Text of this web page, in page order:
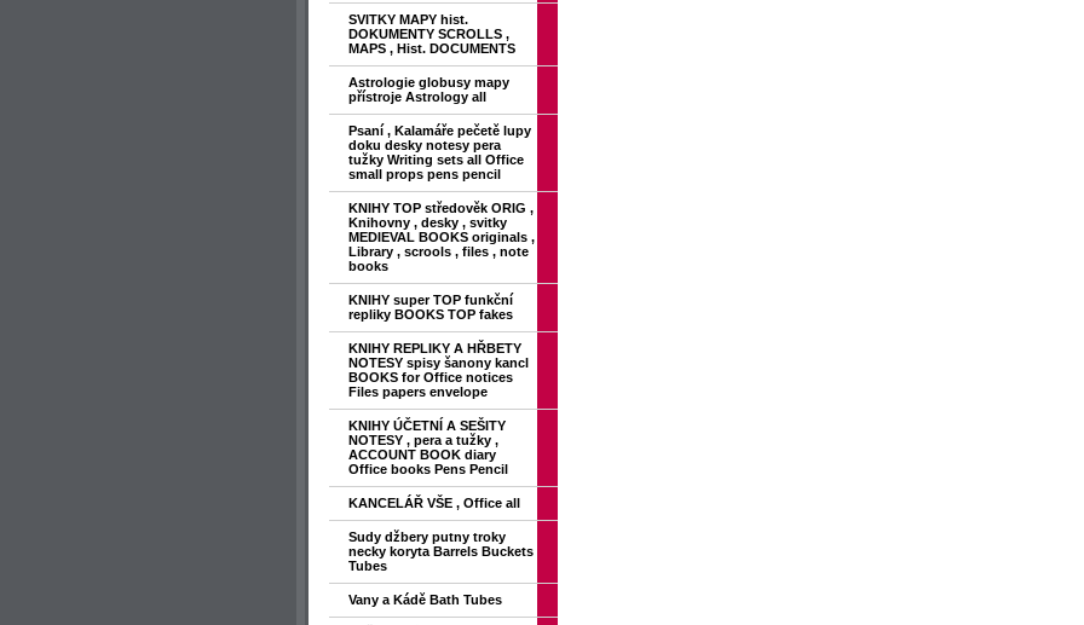
SVITKY MAPY hist.
DOKUMENTY SCROLLS ,
MAPS , Hist. DOCUMENTS
Astrologie globusy mapy
přístroje Astrology all
Psaní , Kalamáře pečetě lupy
doku desky notesy pera
tužky Writing sets all Office
small props pens pencil
KNIHY TOP středověk ORIG ,
Knihovny , desky , svitky
MEDIEVAL BOOKS originals ,
Library , scrools , files , note
books
KNIHY super TOP funkční
repliky BOOKS TOP fakes
KNIHY REPLIKY A HŘBETY
NOTESY spisy šanony kancl
BOOKS for Office notices
Files papers envelope
KNIHY ÚČETNÍ A SEŠITY
NOTESY , pera a tužky ,
ACCOUNT BOOK diary
Office books Pens Pencil
KANCELÁŘ VŠE , Office all
Sudy džbery putny troky
necky koryta Barrels Buckets
Tubes
Vany a Kádě Bath Tubes